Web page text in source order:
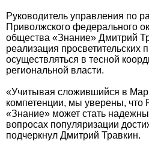
Руководитель управления по
Приволжского федерального
общества «Знание» Дмитрий
реализация просветительских
осуществляться в тесной
региональной власти.
«Учитывая сложившийся в
компетенции, мы уверены, что
«Знание» может стать
вопросах популяризации
подчеркнул Дмитрий Травкин.